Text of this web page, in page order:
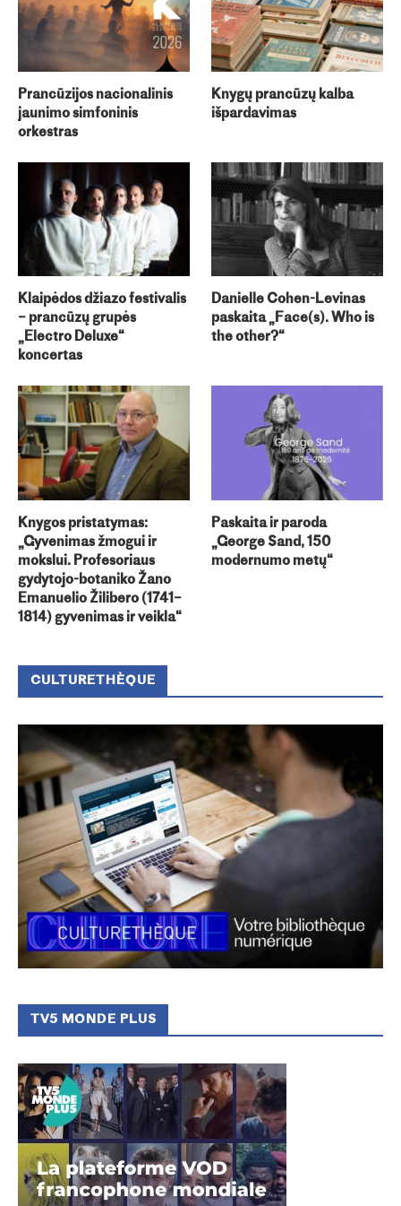
Prancūzijos nacionalinis
jaunimo simfoninis
orkestras
Knygų prancūzų kalba
išpardavimas
Klaipėdos džiazo festivalis
– prancūzų grupės
„Electro Deluxe“
koncertas
Danielle Cohen-Levinas
paskaita „Face(s). Who is
the other?“
Knygos pristatymas:
„Gyvenimas žmogui ir
mokslui. Profesoriaus
gydytojo-botaniko Žano
Emanuelio Žilibero (1741–
1814) gyvenimas ir veikla“
Paskaita ir paroda
„George Sand, 150
modernumo metų“
CULTURETHÈQUE
TV5 MONDE PLUS